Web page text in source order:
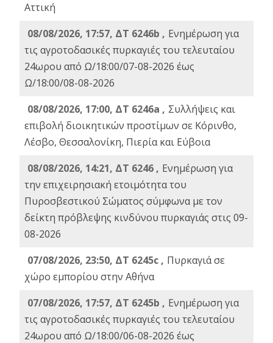
Αττική
08/08/2026, 17:57, ΔΤ 6246b , Ενημέρωση για
τις αγροτοδασικές πυρκαγιές του τελευταίου
24ωρου από Ω/18:00/07-08-2026 έως
Ω/18:00/08-08-2026
08/08/2026, 17:00, ΔΤ 6246a , Συλλήψεις και
επιβολή διοικητικών προστίμων σε Κόρινθο,
Λέσβο, Θεσσαλονίκη, Πιερία και Εύβοια
08/08/2026, 14:21, ΔΤ 6246 , Ενημέρωση για
την επιχειρησιακή ετοιμότητα του
Πυροσβεστικού Σώματος σύμφωνα με τον
δείκτη πρόβλεψης κινδύνου πυρκαγιάς στις 09-
08-2026
07/08/2026, 23:50, ΔΤ 6245c , Πυρκαγιά σε
χώρο εμπορίου στην Αθήνα
07/08/2026, 17:57, ΔΤ 6245b , Ενημέρωση για
τις αγροτοδασικές πυρκαγιές του τελευταίου
24ωρου από Ω/18:00/06-08-2026 έως